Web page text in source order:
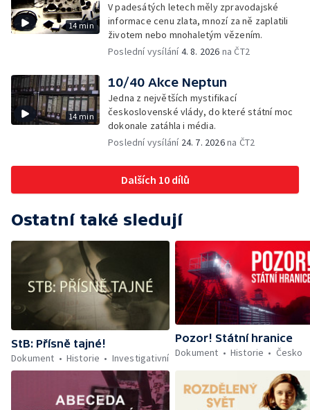
14 min
V padesátých letech měly zpravodajské
informace cenu zlata, mnozí za ně zaplatili
životem nebo mnohaletým vězením.
Poslední vysílání4. 8. 2026 na ČT2
14 min
10/40 Akce Neptun
Jedna z největších mystifikací
československé vlády, do které státní moc
dokonale zatáhla i média.
Poslední vysílání 24. 7. 2026na ČT2
Dalších 10 dílů
Ostatní také sledují
StB: Přísně tajné!
Dokument
Historie Investigativní
Pozor! Státní hranice
Dokument
Historie Česko